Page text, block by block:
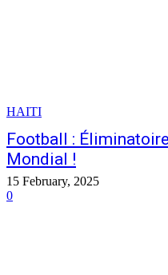
HAITI
Football :
Mondial !
15 February, 2025
0